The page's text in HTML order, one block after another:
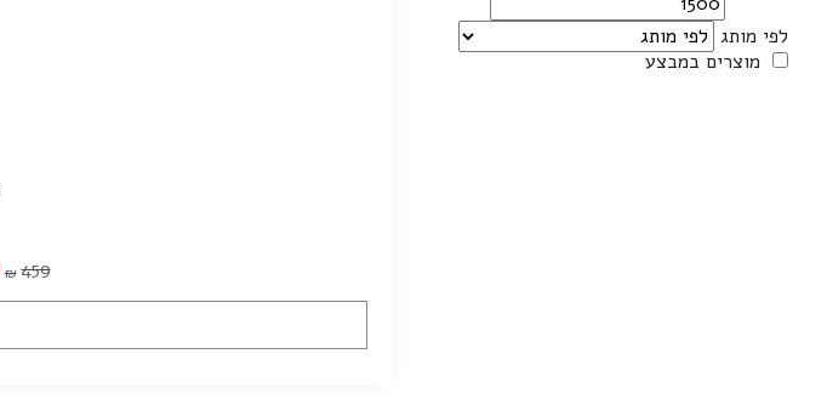
לפי מותג
מוצרים במבצע
₪ 459